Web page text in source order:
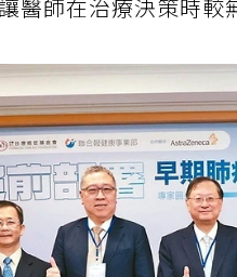
醫師在治療決策時較